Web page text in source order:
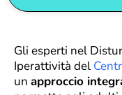
Gli esperti nel
Iperattività del
un approccio